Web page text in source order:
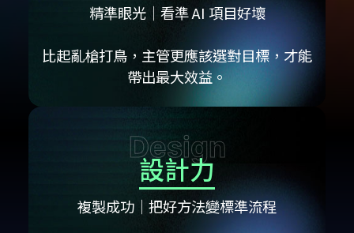
精準眼光│看準 AI 項目好壞
比起亂槍打鳥，主管更應該選對目標，才能
帶出最大效益。
Design
設計力
複製成功│把好方法變標準流程